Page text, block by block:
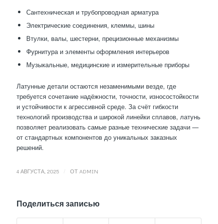
Сантехническая и трубопроводная арматура
Электрические соединения, клеммы, шины
Втулки, валы, шестерни, прецизионные механизмы
Фурнитура и элементы оформления интерьеров
Музыкальные, медицинские и измерительные приборы
Латунные детали остаются незаменимыми везде, где
требуется сочетание надёжности, точности, износостойкости
и устойчивости к агрессивной среде. За счёт гибкости
технологий производства и широкой линейки сплавов, латунь
позволяет реализовать самые разные технические задачи —
от стандартных компонентов до уникальных заказных
решений.
4 АВГУСТА, 2025 ОТ ADMIN
Поделиться записью